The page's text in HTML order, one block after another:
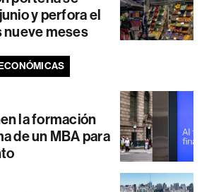
y perfora el
nueve meses
la formación
de un MBA para